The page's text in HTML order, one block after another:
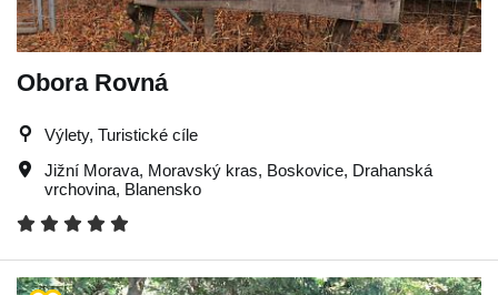
Obora Rovná
Výlety, Turistické cíle
Jižní Morava, Moravský kras, Boskovice, Drahanská
vrchovina, Blanensko